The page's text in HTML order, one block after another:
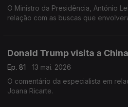
O Ministro da Presidência, António
relação com as buscas que
Donald Trump visita a China
Ep. 81
13 mai. 2026
O comentário da especialista em
Joana Ricarte.